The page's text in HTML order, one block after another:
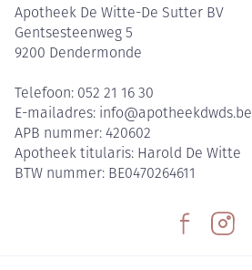
Apotheek De Witte-De Sutter BV
Gentsesteenweg 5
9200 Dendermonde
Telefoon: 052 21 16 30
E-mailadres: info@apotheekdwds.be
APB nummer: 420602
Apotheek titularis: Harold De Witte
BTW nummer: BE0470264611